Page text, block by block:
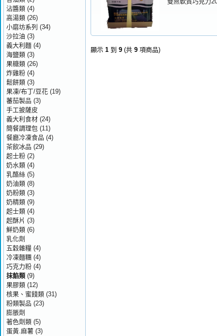
顯示 1 到 9 (共 9 項商品)
沾醬類 (4)
高湯類 (26)
小磨坊系列 (34)
沙拉油 (3)
義大利麵 (4)
海鹽類 (3)
果糖類 (26)
炸雞粉 (4)
鬆餅類 (3)
果凍/布丁/豆花 (19)
蕃茄製品 (3)
手工披薩皮
義大利食材 (24)
簡餐調理包 (11)
餐廳冷凍食品 (4)
茶飲冰品 (29)
起士粉 (2)
奶水類 (4)
乳酪絲 (5)
奶油類 (8)
奶粉類 (3)
奶精類 (9)
起士類 (4)
起酥片 (3)
鮮奶類 (6)
乳化劑
五穀雜糧 (4)
冷凍麵糰 (4)
巧克力粉 (4)
抹餡類 (9)
果膠類 (12)
核果、蜜餞類 (31)
粉類製品 (23)
膨脹劑
著色劑類 (5)
蛋黃.麻薯 (3)